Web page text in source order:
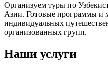
Организуем туры по
Азии. Готовые программы и
индивидуальных
организованных групп.
Наши услуги